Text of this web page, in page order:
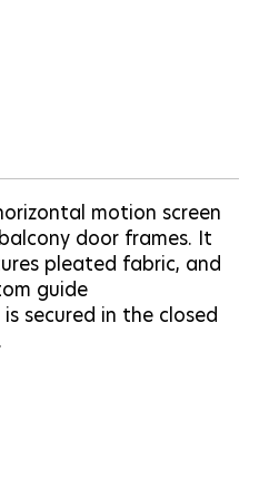
motion screen
door frames. It
pleated fabric, and
guide
secured in the closed